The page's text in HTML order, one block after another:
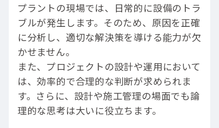
プラントの現場では、日常的に設備のトラ
ブルが発生します。そのため、原因を正確
に分析し、適切な解決策を導ける能力が欠
かせません。
また、プロジェクトの設計や運用において
は、効率的で合理的な判断が求められま
す。さらに、設計や施工管理の場面でも論
理的な思考は大いに役立ちます。